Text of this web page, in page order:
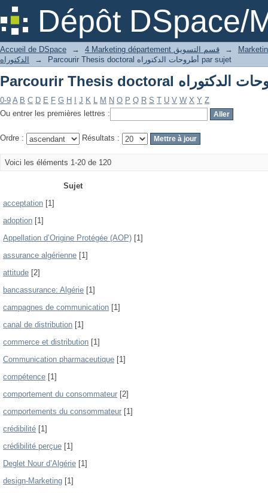
Dépôt DSpace/
Accueil de DSpace → 4 Marketing département قسم التسويق
→
الدكتوراه
→ Parcourir Thesis doctoral أطروحات الدكتوراه par sujet
0-9 A B C D E F G H J K L M N O P Q R S T U V W X Y Z
Ou entrer les premières lettres :
Ordre : Résultats :
Voici les éléments 1-20 de 120
Sujet
acceptation [1]
adoption [1]
Appellation d’Origine Protégée (AOP) [1]
assurance algérienne [1]
attitude [2]
bancassurance: Algérie [1]
campagnes de communication [1]
canal de distribution [1]
commerce et distribution [1]
Communication pharmaceutique [1]
compétence [1]
comportement du consommateur [2]
comportements du consommateur [1]
crédibilité [1]
crédibilité perçue [1]
Deglet Nour d’Algérie [1]
design-Marketing [1]